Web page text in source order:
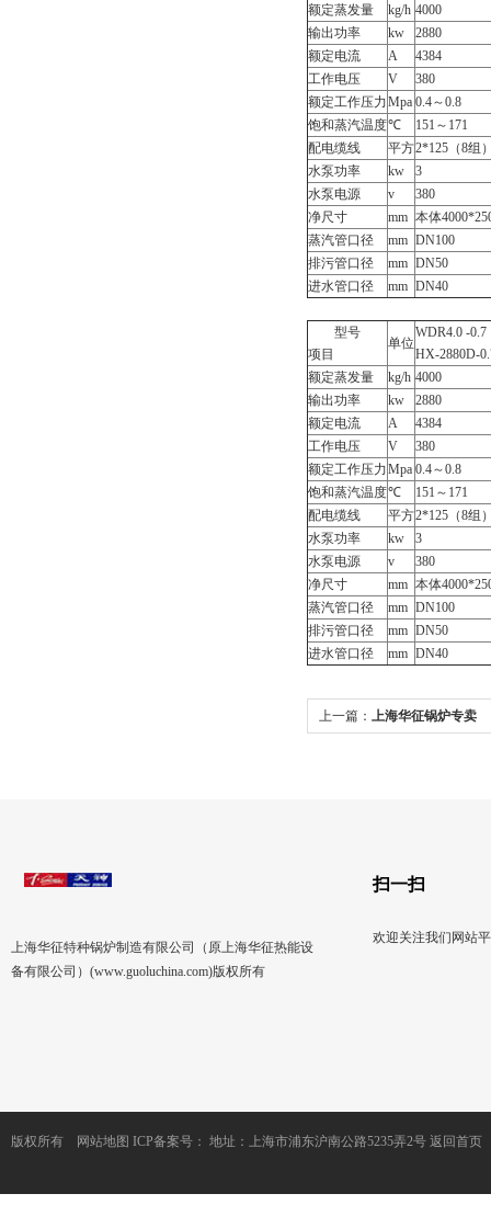
额定蒸发量
kg/h 4000
输出功率
kw
2880
额定电流
A
4384
工作电压
V
380
额定工作压力Mpa 0.4～0.8
饱和蒸汽温度℃
151～171
配电缆线
平方2*125（8组
水泵功率
kw
3
水泵电源
v
380
净尺寸
mm 本体
蒸汽管口径
mm DN100
排污管口径
mm DN50
进水管口径
mm DN40
型号
项目
单位
WDR4.0 -0.7
HX-2880D-
额定蒸发量
kg/h 4000
输出功率
kw
2880
额定电流
A
4384
工作电压
V
380
额定工作压力Mpa 0.4～0.8
饱和蒸汽温度℃
151～171
配电缆线
平方2*125（8组
水泵功率
kw
3
水泵电源
v
380
净尺寸
mm 本体
蒸汽管口径
mm DN100
排污管口径
mm DN50
进水管口径
mm DN40
上一篇： 上海华征锅炉专卖
上海华征特种锅炉制造有限公司（原上海华征热能设
备有限公司）(www.guoluchina.com)版权所有
扫一扫
欢迎关注我们网站
版权所有 网站地图 ICP备案号： 地址：上海市浦东沪南公路5235弄2号 返回首页